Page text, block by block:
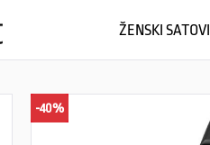
ŽENSKI SATOVI
-40%